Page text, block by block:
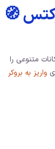
🧭
متنوعی را
واریز به بروکر